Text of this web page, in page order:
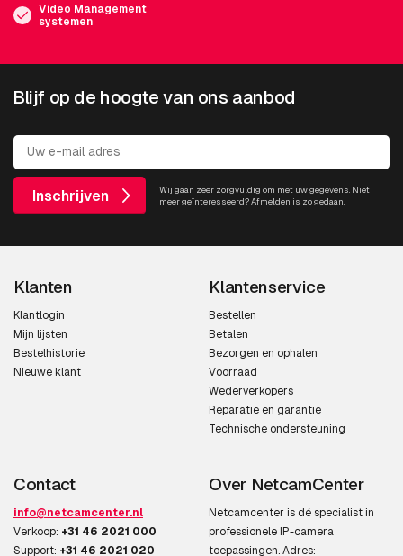
Video Management
systemen
Blijf op de hoogte van ons aanbod
Inschrijven
Wij gaan zeer zorgvuldig om met uw gegevens. Niet
meer geïnteresseerd? Afmelden is zo gedaan.
Klanten
Klantlogin
Mijn lijsten
Bestelhistorie
Nieuwe klant
Klantenservice
Bestellen
Betalen
Bezorgen en ophalen
Voorraad
Wederverkopers
Reparatie en garantie
Technische ondersteuning
Contact
info@netcamcenter.nl
Verkoop: +31 46 2021 000
Support: +31 46 2021 020
Over NetcamCenter
Netcamcenter is dé specialist in
professionele IP-camera
toepassingen. Adres: